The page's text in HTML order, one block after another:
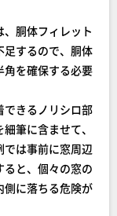
胴体フィレット
足するので、胴体
角を確保する必要
きるノリシロ部
筆に含ませて、
は事前に窓周辺
と、個々の窓の
側に落ちる危険が